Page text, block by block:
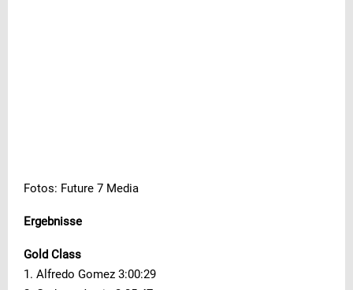
Fotos: Future 7 Media
Ergebnisse
Gold Class
1. Alfredo Gomez 3:00:29